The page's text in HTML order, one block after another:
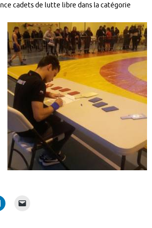
cadets de lutte libre dans la catégorie